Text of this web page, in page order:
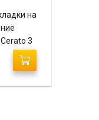
на
3